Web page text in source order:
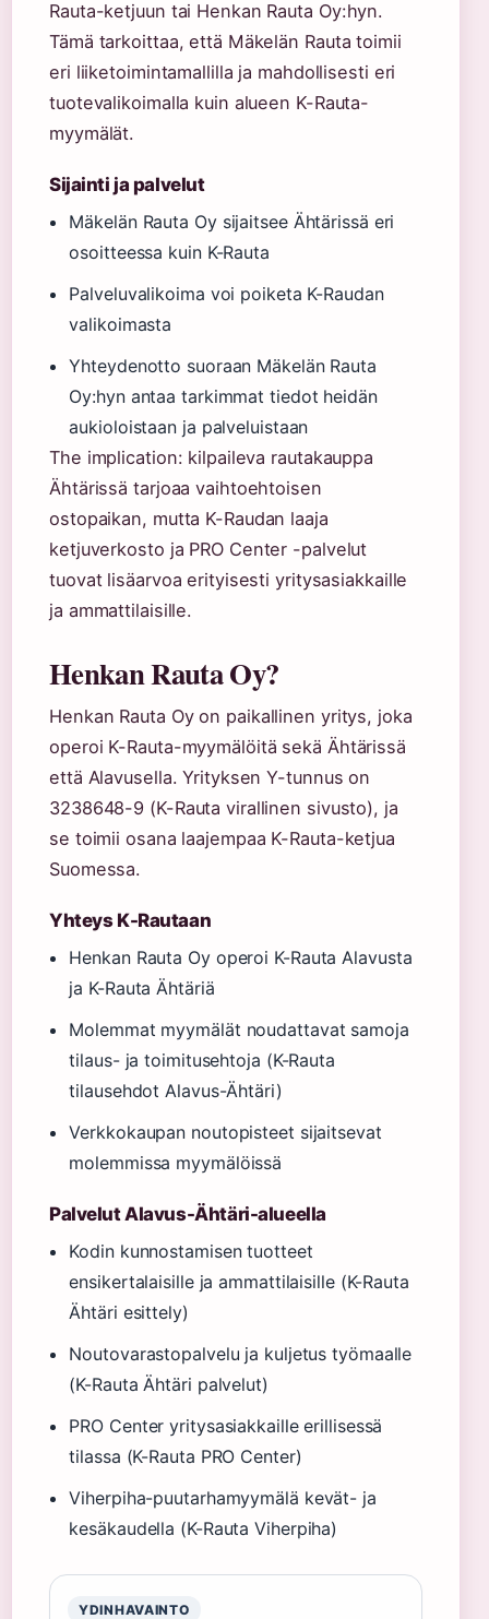
Rauta-ketjuun tai Henkan Rauta Oy:hyn.
Tämä tarkoittaa, että Mäkelän Rauta toimii
eri liiketoimintamallilla ja mahdollisesti eri
tuotevalikoimalla kuin alueen K-Rauta-
myymälät.
Sijainti ja palvelut
Mäkelän Rauta Oy sijaitsee Ähtärissä eri
osoitteessa kuin K-Rauta
Palveluvalikoima voi poiketa K-Raudan
valikoimasta
Yhteydenotto suoraan Mäkelän Rauta
Oy:hyn antaa tarkimmat tiedot heidän
aukioloistaan ja palveluistaan
The implication: kilpaileva rautakauppa
Ähtärissä tarjoaa vaihtoehtoisen
ostopaikan, mutta K-Raudan laaja
ketjuverkosto ja PRO Center -palvelut
tuovat lisäarvoa erityisesti yritysasiakkaille
ja ammattilaisille.
Henkan Rauta Oy?
Henkan Rauta Oy on paikallinen yritys, joka
operoi K-Rauta-myymälöitä sekä Ähtärissä
että Alavusella. Yrityksen Y-tunnus on
3238648-9 (K-Rauta virallinen sivusto), ja
se toimii osana laajempaa K-Rauta-ketjua
Suomessa.
Yhteys K-Rautaan
Henkan Rauta Oy operoi K-Rauta Alavusta
ja K-Rauta Ähtäriä
Molemmat myymälät noudattavat samoja
tilaus- ja toimitusehtoja (K-Rauta
tilausehdot Alavus-Ähtäri)
Verkkokaupan noutopisteet sijaitsevat
molemmissa myymälöissä
Palvelut Alavus-Ähtäri-alueella
Kodin kunnostamisen tuotteet
ensikertalaisille ja ammattilaisille (K-Rauta
Ähtäri esittely)
Noutovarastopalvelu ja kuljetus työmaalle
(K-Rauta Ähtäri palvelut)
PRO Center yritysasiakkaille erillisessä
tilassa (K-Rauta PRO Center)
Viherpiha-puutarhamyymälä kevät- ja
kesäkaudella (K-Rauta Viherpiha)
YDINHAVAINTO